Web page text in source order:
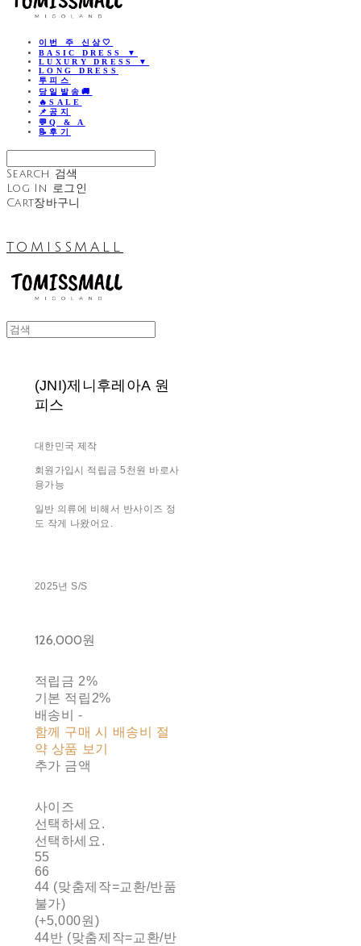
이번 주 신상🤍
BASIC DRESS ▼
LUXURY DRESS ▼
LONG DRESS
투피스
당일발송🚚
🔥SALE
📌공지
💬Q & A
📝후기
Search 검색
Log In 로그인
Cart장바구니
TOMISSMALL
(JNI)제니후레아A 원
피스
대한민국 제작
회원가입시 적립금 5천원 바로사
용가능
일반 의류에 비해서 반사이즈 정
도 작게 나왔어요.
2025년 S/S
126,000원
적립금 2%
기본 적립 2%
배송비-
함께 구매 시 배송비 절
약 상품 보기
추가 금액
사이즈
선택하세요.
선택하세요.
55
66
44 (맞춤제작=교환/반품
불가)
(+5,000원)
44반 (맞춤제작=교환/반